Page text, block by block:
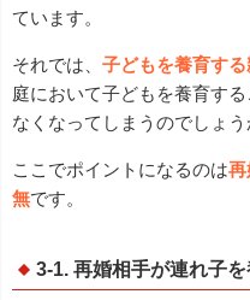
ています。
それでは、 子どもを養育す
庭において子どもを養育す
なくなってしまうのでしょう
ここでポイントになるのは再
無です。
3-1. 再婚相手が連れ子